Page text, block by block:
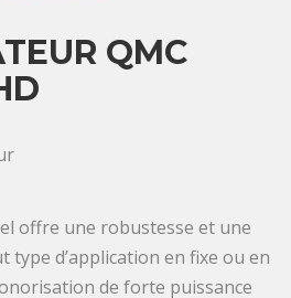
QMC
offre une robustesse et une
type d’application en fixe ou en
de forte puissance